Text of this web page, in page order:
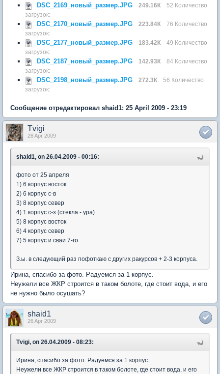
DSC_2169_новый_размер.JPG 249.16К
52 Количество
загрузок:
DSC_2170_новый_размер.JPG 223.84К
76 Количество
загрузок:
DSC_2177_новый_размер.JPG 183.42К
49 Количество
загрузок:
DSC_2187_новый_размер.JPG 142.93К
84 Количество
загрузок:
DSC_2198_новый_размер.JPG 272.3К
56 Количество
загрузок:
Сообщение отредактировал shaid1: 25 April 2009 - 23:19
Tvigi
26 Apr 2009
shaid1, on 26.04.2009 - 00:16:
фото от 25 апреля
1) 6 корпус восток
2) 6 корпус с-в
3) 8 корпус север
4) 1 корпус с-з (стекла - ура)
5) 8 корпус восток
6) 4 корпус север
7) 5 корпус и сваи 7-го
З.ы. в следующий раз пофоткаю с других ракурсов + 2-3 корпуса.
Ирина, спасибо за фото. Радуемся за 1 корпус.
Неужели все ЖКР строится в таком болоте, где стоит вода, и его
не нужно было осушать?
shaid1
26 Apr 2009
Tvigi, on 26.04.2009 - 08:23:
Ирина, спасибо за фото. Радуемся за 1 корпус.
Неужели все ЖКР строится в таком болоте, где стоит вода, и его